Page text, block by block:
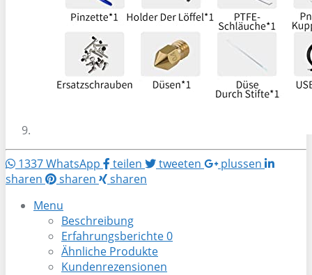
1337WhatsApp teilen tweeten
plussen
sharen
sharen
sharen
Menu
Beschreibung
Erfahrungsberichte0
Ähnliche Produkte
Kundenrezensionen